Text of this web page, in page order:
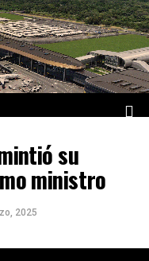
su
ministro
2025